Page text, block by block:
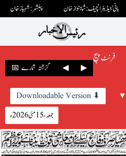
پبلشر: شہباز خان بانی / ایڈیٹرانچیف : شاہنواز خان
📅 گزشتہ شمارے ◀ ▶
فرنٹ پیج
Downloadable Version ⬇
جمعہ، 15 مئی 2026ء